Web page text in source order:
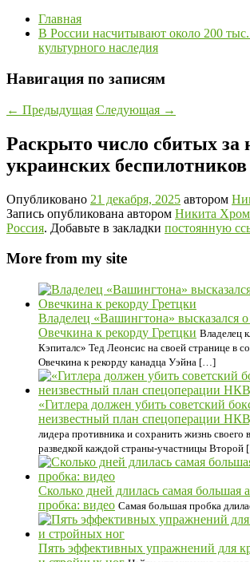
Главная
В России насчитывают около 200 тыс.
культурного наследия
Навигация по записям
← Предыдущая Следующая →
Раскрыто число сбитых за
украинских беспилотников
Опубликовано 21 декабря, 2025 автором
Запись опубликована автором Никита
Россия. Добавьте в закладки постоянную
More from my site
Владелец «Вашингтона» высказался
Овечкина к рекорду Гретцки Владелец
Кэпиталс» Тед Леонсис на своей странице в
Овечкина к рекорду канадца Уэйна […]
«Гитлера должен убить советский
неизвестный план спецоперации
лидера противника и сохранить жизнь своего
разведкой каждой страны-участницы
Сколько дней длилась самая большая
пробка: видео Самая большая пробка
Пять эффективных упражнений для